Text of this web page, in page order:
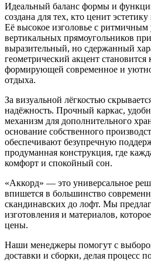
Идеальный баланс формы и
создана для тех, кто ценит
Её высокое изголовье с
вертикальных прямоугольников
выразительный, но сдержанный
геометрический акцент
формирующей современное и
отдыха.
За визуальной лёгкостью
надёжность. Прочный каркас,
механизм для дополнительного
основание собственного
обеспечивают безупречную
продуманная конструкция, где
комфорт и спокойный сон.
«Аккорд» — это универсальное
впишется в большинство
скандинавских до лофт. Мы
изготовления и материалов,
цены.
Наши менеджеры помогут с
доставки и сборки, делая процесс